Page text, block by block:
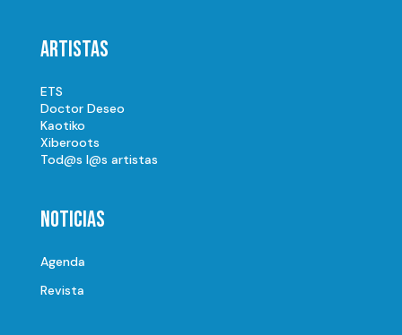
Artistas
ETS
Doctor Deseo
Kaotiko
Xiberoots
Tod@s l@s artistas
Noticias
Agenda
Revista